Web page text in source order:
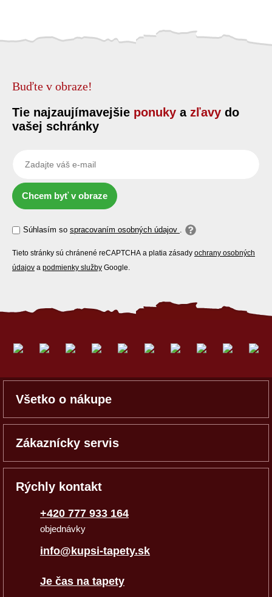
Buďte v obraze!
Tie najzaujímavejšie ponuky a zľavy do
vašej schránky
Chcem byť v obraze
Súhlasím so spracovaním osobných údajov .
Tieto stránky sú chránené reCAPTCHA a platia zásady ochrany osobných
údajov a podmienky služby Google.
Všetko o nákupe
Zákaznícky servis
Rýchly kontakt
+420 777 933 164
objednávky
info@kupsi-tapety.sk
Je čas na tapety